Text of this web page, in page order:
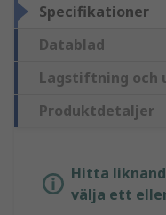
Specifikationer
Datablad
Lagstiftning och
Produktdetaljer
Hitta
välja ett